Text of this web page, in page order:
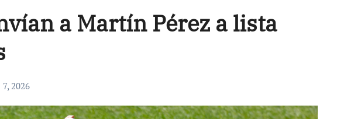
a Martín Pérez a lista
7, 2026